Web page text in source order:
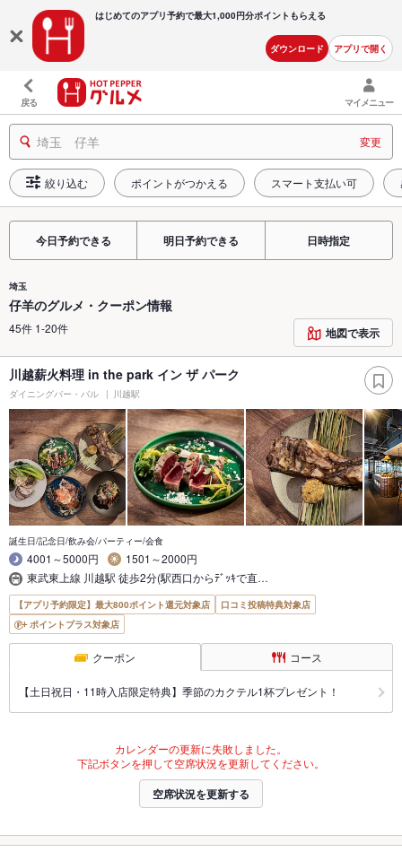
はじめてのアプリ予約で最大1,000円分ポイントもらえる
ダウンロード アプリで開く
戻る マイメニュー
埼玉 仔羊 変更
絞り込む ポイントがつかえる スマート支払い可
今日予約できる 明日予約できる 日時指定
埼玉
仔羊のグルメ・クーポン情報
45件 1-20件 地図で表示
川越薪火料理 in the park イン ザ パーク
ダイニングバー・バル 川越駅
誕生日/記念日/飲み会/パーティー/会食
4001～5000円
1501～2000円
東武東上線 川越駅 徒歩2分(駅西口からﾃﾞｯｷで直…
【アプリ予約限定】最大800ポイント還元対象店
口コミ投稿特典対象店
ポイントプラス対象店
クーポン コース
【土日祝日・11時入店限定特典】季節のカクテル1杯プレゼント！
カレンダーの更新に失敗しました。
下記ボタンを押して空席状況を更新してください。
空席状況を更新する